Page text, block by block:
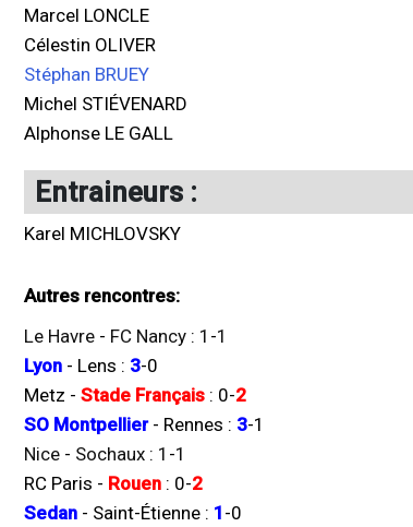
Marcel LONCLE
Célestin OLIVER
Stéphan BRUEY
Michel STIÉVENARD
Alphonse LE GALL
Entraineurs :
Karel MICHLOVSKY
Autres rencontres:
Le Havre - FC Nancy : 1 -1
Lyon - Lens : 3-0
Metz - Stade Français : 0-2
SO Montpellier- Rennes : 3-1
Nice - Sochaux : 1 -1
RC Paris - Rouen : 0-2
Sedan - Saint-Étienne : 1 -0